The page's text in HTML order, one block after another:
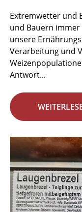
Extremwetter und
und Bauern
unsere
Verarbeitung und
Antwort...